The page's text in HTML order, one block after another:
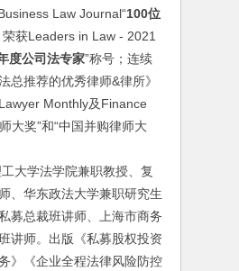
Law Journal“100位
荣获Leaders in Law - 2021
度公司法专家”称号；连续
总推荐的优秀律师&律所》
Monthly及Finance
大奖”和“中国并购律师大
学法学院兼职教授、复
、华东政法大学兼职研究生
募总裁班讲师、上海市商务
讲师。出版《私募股权投资
》《企业全程法律风险防控